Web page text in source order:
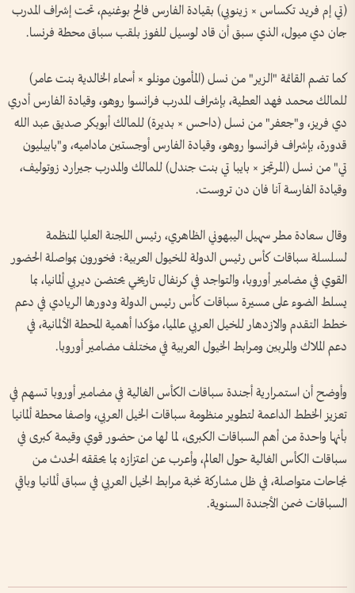
(تي إم فريد تكساس × زينوبي) بقيادة الفارس فالح بوغنيم، تحت إشراف المدرب
جان دي ميول، الذي سبق أن قاد لوسيل للفوز بلقب سباق محطة فرنسا.
كما تضم القائمة "الزير" من نسل (المأمون مونلو × أسماء الخالدية بنت عامر)
للمالك محمد فهد العطية، بإشراف المدرب فرانسوا روهو، وقيادة الفارس أدري
دي فريز، و"جعفر" من نسل (داحس × بديرة) للمالك أبوبكر صديق عبد الله
قدورة، بإشراف فرانسوا روهو، وقيادة الفارس أوجستين ماداميه، و"بابيليون
تي" من نسل (المرتجز × بايبا تي بنت جندل) للمالك والمدرب جيرارد زوتوليف،
وقيادة الفارسة آنا فان دن تروست.
وقال سعادة مطر سهيل اليبهوني الظاهري، رئيس اللجنة العليا المنظمة
لسلسلة سباقات كأس رئيس الدولة للخيول العربية: فخورون بمواصلة الحضور
القوي في مضامير أوروبا، والتواجد في كرنفال تاريخي يحتضن ديربي ألمانيا، بما
يسلط الضوء على مسيرة سباقات كأس رئيس الدولة ودورها الريادي في دعم
خطط التقدم والازدهار للخيل العربي عالميا، مؤكدا أهمية المحطة الألمانية، في
دعم الملاك والمربين ومرابط الخيول العربية في مختلف مضامير أوروبا.
وأوضح أن استمرارية أجندة سباقات الكأس الغالية في مضامير أوروبا تسهم في
تعزيز الخطط الداعمة لتطوير منظومة سباقات الخيل العربي، واصفا محطة ألمانيا
بأنها واحدة من أهم السباقات الكبرى، لما لها من حضور قوي وقيمة كبرى في
سباقات الكأس الغالية حول العالم، وأعرب عن اعتزازه بما يحققه الحدث من
نجاحات متواصلة، في ظل مشاركة نخبة مرابط الخيل العربي في سباق ألمانيا وباقي
السباقات ضمن الأجندة السنوية.